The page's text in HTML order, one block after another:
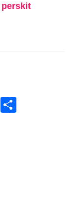
perskit
WhatsApp